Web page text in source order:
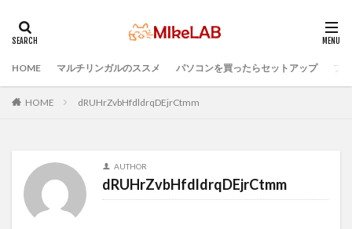
HOME マルチリンガルのススメ パソコンを買ったらセットアップ プ
HOME dRUHrZvbHfdldrqDEjrCtmm
AUTHOR
dRUHrZvbHfdldrqDEjrCtmm
タグ
PCセットアップ 初心者
セキュリティ対策ソフト
どれがいい